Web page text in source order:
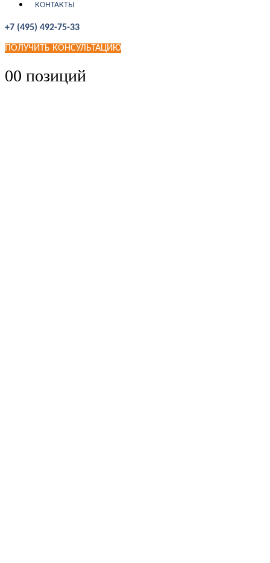
КОНТАКТЫ
+7 (495) 492-75-33
ПОЛУЧИТЬ КОНСУЛЬТАЦИЮ
00 позиций